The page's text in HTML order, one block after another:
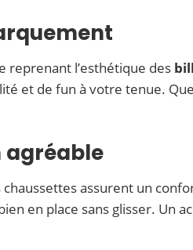
reprenant l’esthétique des
et de fun à votre tenue.
agréable
chaussettes assurent un
en place sans glisser. Un